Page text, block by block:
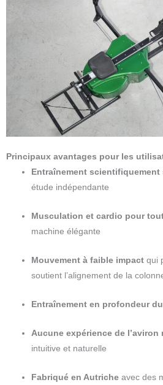
Principaux avantages pour les
Entraînement scientifiquement
étude indépendante
Musculation et cardio pour
machine élégante
Mouvement à faible impact qui
soutient l’alignement de la
Entraînement en profondeur
Aucune expérience de l’aviron
intuitive et naturelle
Fabriqué en Autriche avec des